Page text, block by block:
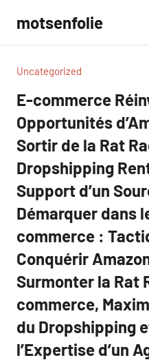
contenu
motsenfolie
Uncategorized
E-commerce
Opportunités
Sortir de la Rat
Dropshipping
Support d’un
Démarquer dans
commerce :
Conquérir
Surmonter la Rat
commerce,
du Dropshipping
l’Expertise d’un